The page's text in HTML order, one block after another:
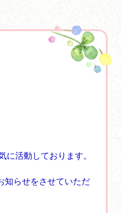
活動しております。
知らせをさせていただ